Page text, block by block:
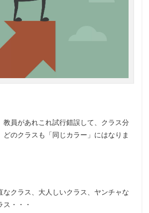
教員があれこれ試行錯誤して、クラス分
どのクラスも「同じカラー」にはなりま
なクラス、大人しいクラス、ヤンチャな
ス・・・